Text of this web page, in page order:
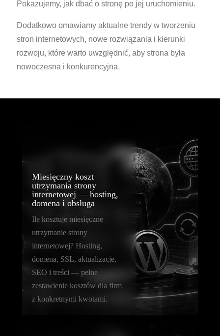
Pokazujemy, jak dbać o stronę po jej uruchomieniu.
Dodatkowo omawiamy aktualne trendy w tworzeniu
stron internetowych, nowe rozwiązania i kierunki
rozwoju, które warto uwzględnić, aby strona była
nowoczesna i konkurencyjna.
Miesięczny koszt
utrzymania strony
internetowej — hosting,
domena i obsługa
Ile kosztuje miesięczne
utrzymanie strony
internetowej? Hosting,
domena, SSL, aktualizacje,
SEO i treści — pełne
zestawienie kosztów dla firm
z konkretnymi kwotami.